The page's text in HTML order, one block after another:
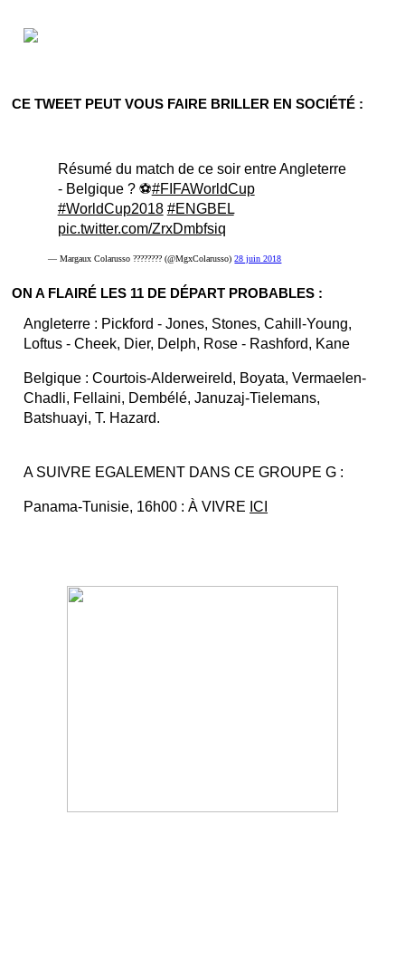
CE TWEET PEUT VOUS FAIRE BRILLER EN SOCIÉTÉ :
Résumé du match de ce soir entre Angleterre
- Belgique ? ⚽️#FIFAWorldCup
#WorldCup2018 #ENGBEL
pic.twitter.com/ZrxDmbfsiq
— Margaux Colarusso ???????? (@MgxColarusso)28 juin 2018
ON A FLAIRÉ LES 11 DE DÉPART PROBABLES :
Angleterre : Pickford - Jones, Stones, Cahill-Young,
Loftus - Cheek, Dier, Delph, Rose - Rashford, Kane
Belgique : Courtois-Alderweireld, Boyata, Vermaelen-
Chadli, Fellaini, Dembélé, Januzaj-Tielemans,
Batshuayi, T. Hazard.
A SUIVRE EGALEMENT DANS CE GROUPE G :
Panama-Tunisie, 16h00 : À VIVRE ICI